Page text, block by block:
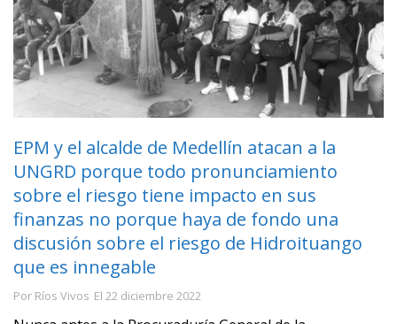
EPM y el alcalde de Medellín atacan a la
UNGRD porque todo pronunciamiento
sobre el riesgo tiene impacto en sus
finanzas no porque haya de fondo una
discusión sobre el riesgo de Hidroituango
que es innegable
Por Ríos Vivos El 22 diciembre 2022